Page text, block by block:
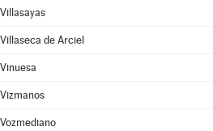
Villasayas
Villaseca de Arciel
Vinuesa
Vizmanos
Vozmediano